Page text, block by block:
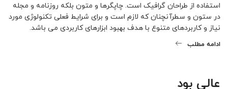
استفاده از طراحان گرافیک است. چاپگرها و متون بلکه روزنامه و مجله
در ستون و سطرآنچنان که لازم است و برای شرایط فعلی تکنولوژی مورد
نیاز و کاربردهای متنوع با هدف بهبود ابزارهای کاربردی می باشد.
ادامه مطلب
عالی بود